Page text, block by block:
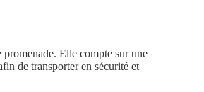
promenade. Elle compte sur une
de transporter en sécurité et